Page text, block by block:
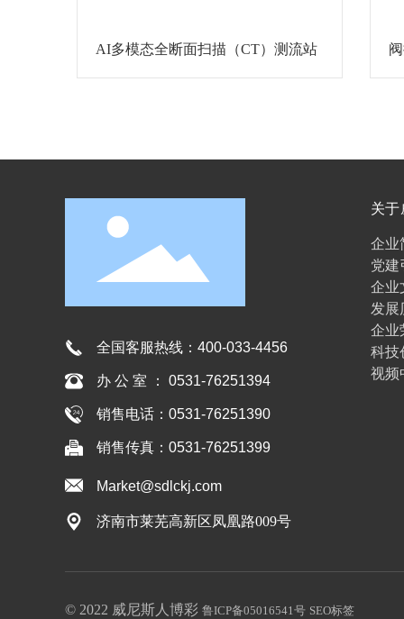
AI多模态全断面扫描（CT）测流站
全国客服热线： 400-033-4456
办 公 室 ： 0531-76251394
销售电话：0531-76251390
销售传真：0531-76251399
Market@sdlckj.com
济南市莱芜高新区凤凰路009号
关于
企业
党建
企业
发展
企业
科技
视频
© 2022 威尼斯人博彩 鲁ICP备05016541号 SEO标签